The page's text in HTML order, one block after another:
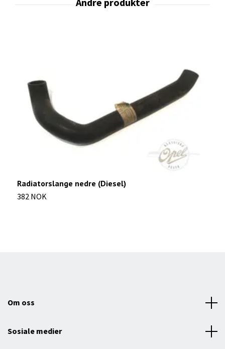
Radiatorslange nedre (Diesel)
382 NOK
Om oss
Sosiale medier